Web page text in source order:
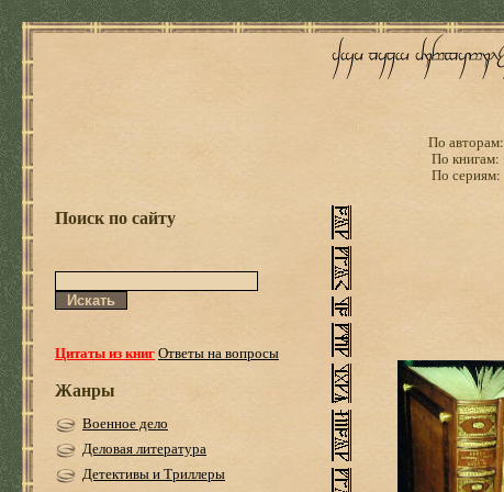
По авторам:
По книгам:
По сериям:
Поиск по сайту
Цитаты из книгОтветы на вопросы
Жанры
Военное дело
Деловая литература
Детективы и Триллеры